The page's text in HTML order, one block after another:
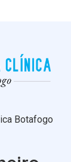
Botafogo